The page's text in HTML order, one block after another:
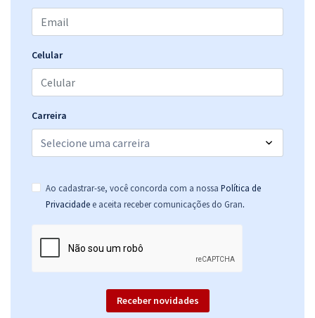
Celular
Carreira
Ao cadastrar-se, você concorda com a nossa Política de
Privacidade e aceita receber comunicações do Gran.
Receber novidades